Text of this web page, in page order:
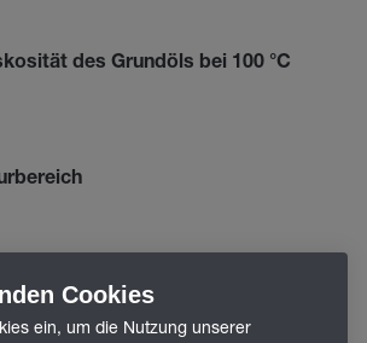
des Grundöls bei 100 °C
Cookies
ein, um die Nutzung unserer